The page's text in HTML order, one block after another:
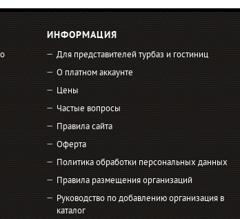
ИНФОРМАЦИЯ
Для представителей турбаз и гостиниц
О платном аккаунте
Цены
Частые вопросы
Правила сайта
Оферта
Политика обработки персональных данных
Правила размещения организаций
Руководство по добавлению организация в
каталог